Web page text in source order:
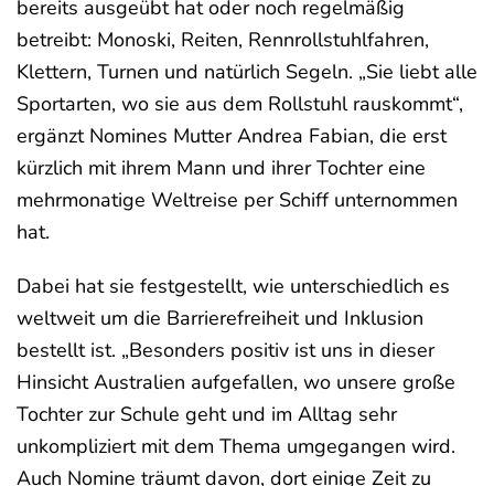
bereits ausgeübt hat oder noch regelmäßig
betreibt: Monoski, Reiten, Rennrollstuhlfahren,
Klettern, Turnen und natürlich Segeln. „Sie liebt alle
Sportarten, wo sie aus dem Rollstuhl rauskommt“,
ergänzt Nomines Mutter Andrea Fabian, die erst
kürzlich mit ihrem Mann und ihrer Tochter eine
mehrmonatige Weltreise per Schiff unternommen
hat.
Dabei hat sie festgestellt, wie unterschiedlich es
weltweit um die Barrierefreiheit und Inklusion
bestellt ist. „Besonders positiv ist uns in dieser
Hinsicht Australien aufgefallen, wo unsere große
Tochter zur Schule geht und im Alltag sehr
unkompliziert mit dem Thema umgegangen wird.
Auch Nomine träumt davon, dort einige Zeit zu